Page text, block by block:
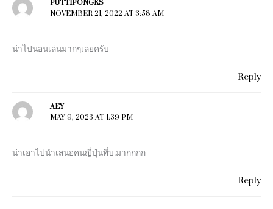
PUTTIPONGKS
NOVEMBER 21, 2022 AT 3:58 AM
น่าไปนอนเล่นมากๆเลยครับ
Reply
AEY
MAY 9, 2023 AT 1:39 PM
น่าเอาไปนำเสนอคนญี่ปุ่นที่บ.มากกกก
Reply